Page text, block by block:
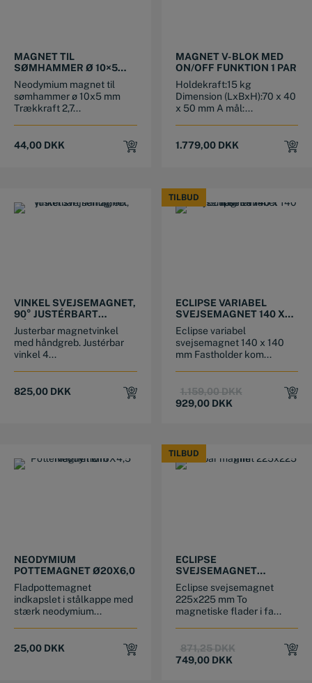
MAGNET TIL
SØMHAMMER Ø 10×5
MM
Neodymium magnet til
sømhammer ø 10x5 mm
Trækkraft 2,7...
44,00 DKK
MAGNET V-BLOK MED
ON/OFF FUNKTION 1 PAR
Holdekraft:15 kg
Dimension (LxBxH):70 x 40
x 50 mm A mål:...
1.779,00 DKK
VINKEL SVEJSEMAGNET,
90° JUSTÉRBART
HÅNDGREB
Justerbar magnetvinkel
med håndgreb. Justérbar
vinkel 4...
825,00 DKK
TILBUD
TILBUD
ECLIPSE VARIABEL
SVEJSEMAGNET 140 X
140 MM E974
Eclipse variabel
svejsemagnet 140 x 140
mm Fastholder kom...
1.159,00DKKOriginal
929,00 DKK
Current
NEODYMIUM
POTTEMAGNET Ø20X6,0
Fladpottemagnet
indkapslet i stålkappe med
stærk neodymium...
25,00 DKK
TILBUD
TILBUD
ECLIPSE
SVEJSEMAGNET
225×225 MM
Eclipse svejsemagnet
225x225 mm To
magnetiske flader i fa...
871,25DKKOriginal
749,00 DKK
Current